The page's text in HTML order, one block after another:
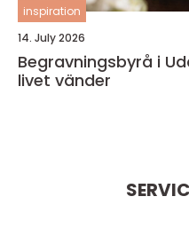
inspiration
14. July 2026
Begravningsbyrå i
livet vänder